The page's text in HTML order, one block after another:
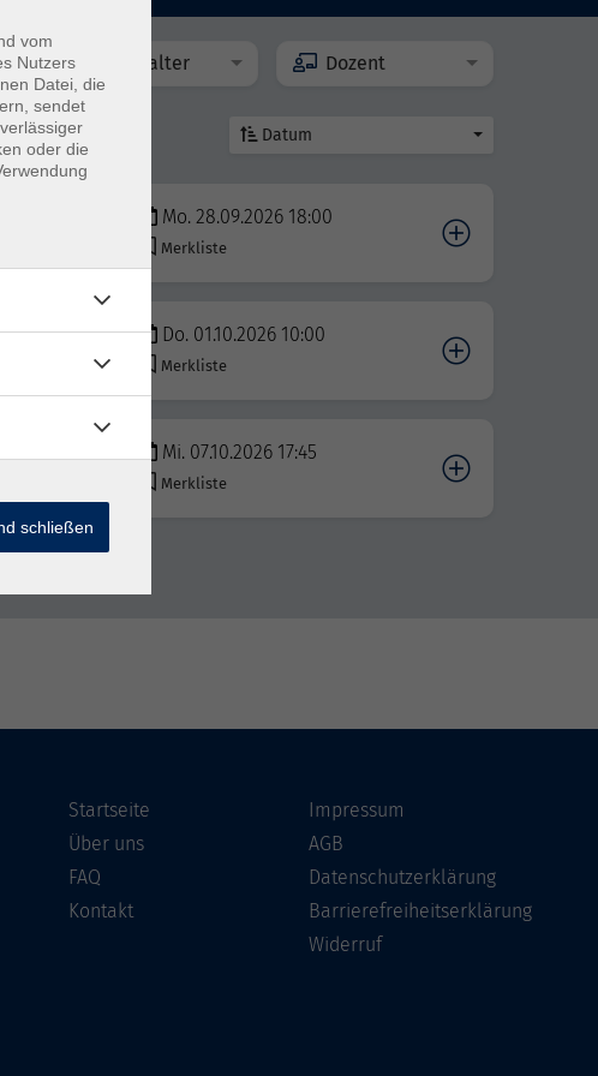
Veranstalter Dozent
Datum
Mo. 28.09.2026 18:00
Merkliste
für
Do. 01.10.2026 10:00
Merkliste
Mi. 07.10.2026 17:45
Merkliste
Startseite
Über uns
FAQ
Kontakt
Impressum
AGB
Datenschutzerklärung
Barrierefreiheitserklärung
Widerruf
vom
Nutzers
Datei, die
sendet
oder die
schließen